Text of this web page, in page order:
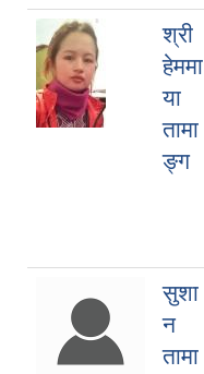
श्री
हेममा
या
तामा
ङ्ग
सुशा
न
तामा